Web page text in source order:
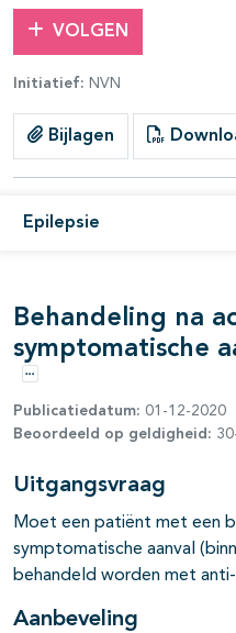
VOLGEN
Initiatief: NVN
Bijlagen
Epilepsie
open- en
open- en
open- en
Behandeling na
symptomatische
Opties
Publicatiedatum: 01-12-2020
Beoordeeld op geldigheid:
Uitgangsvraag
Moet een patiënt met een
symptomatische aanval
behandeld worden met
Aanbeveling